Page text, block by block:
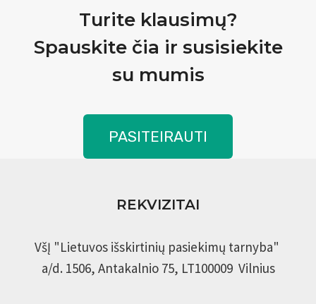
Turite klausimų?
Spauskite čia ir susisiekite
su mumis
PASITEIRAUTI
REKVIZITAI
VšĮ "Lietuvos išskirtinių pasiekimų tarnyba"
a/d. 1506, Antakalnio 75, LT100009 Vilnius